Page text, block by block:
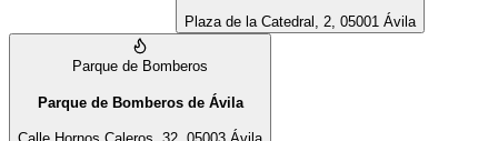
Plaza de la Catedral, 2, 05001 Ávila
Parque de Bomberos
Parque de Bomberos de Ávila